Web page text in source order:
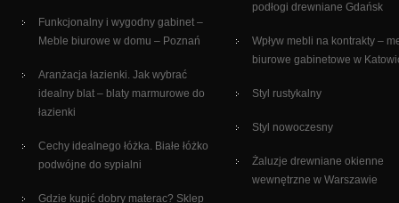
Funkcjonalny i wygodny gabinet –
Meble biurowe w domu – Poznań
Aranżacja łazienki. Jak wybrać
idealny blat – blaty marmurowe do
łazienki
Cechy idealnego łóżka. Białe łóżko
podwójne do sypialni
Gdzie kupić dobry materac? Sklep
podłogi drewniane Gdańsk
Wpływ mebli na kontrakty –
biurowe gabinetowe w
Styl rustykalny
Styl nowoczesny
Żaluzje drewniane okienne
wewnętrzne w Warszawie